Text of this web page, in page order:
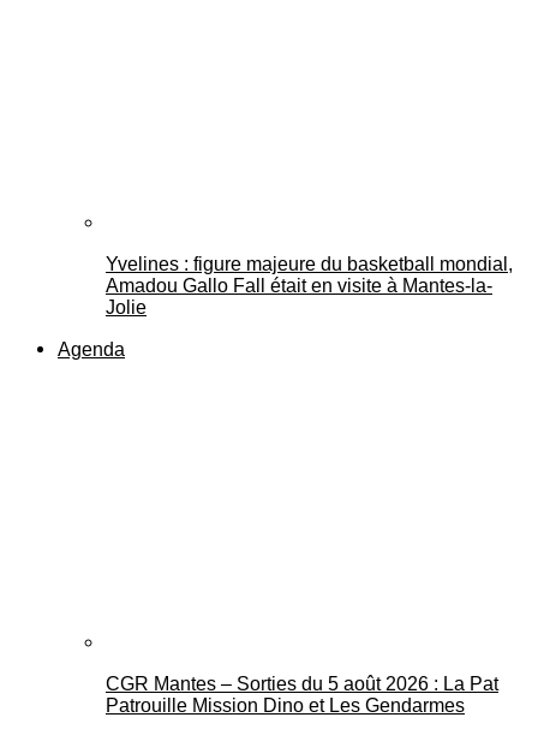
Yvelines : figure majeure du basketball mondial,
Amadou Gallo Fall était en visite à Mantes-la-
Jolie
Agenda
CGR Mantes – Sorties du 5 août 2026 : La Pat
Patrouille Mission Dino et Les Gendarmes